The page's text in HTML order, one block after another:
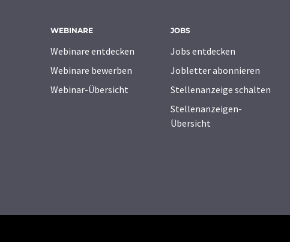
WEBINARE
Webinare entdecken
Webinare bewerben
Webinar-Übersicht
JOBS
Jobs entdecken
Jobletter abonnieren
Stellenanzeige schalten
Stellenanzeigen-
Übersicht